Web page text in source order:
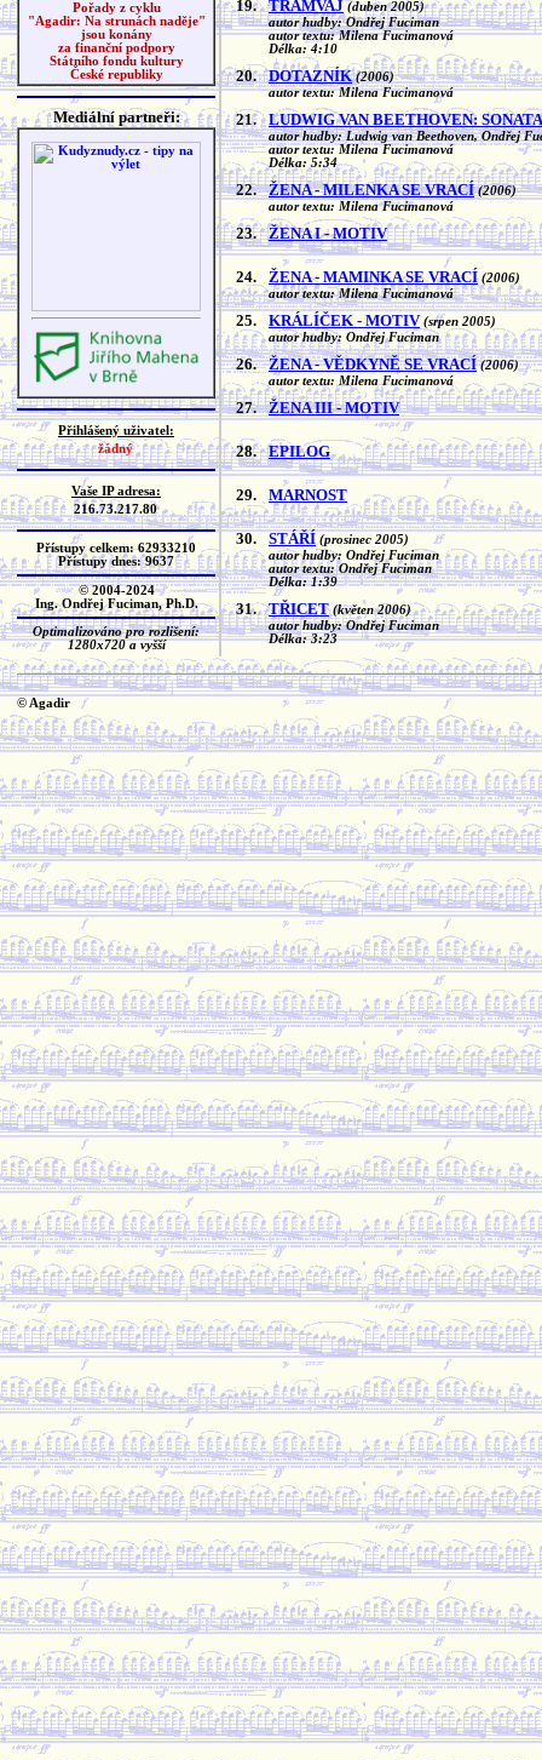
Pořady z cyklu
"Agadir: Na strunách naděje"
jsou konány
za finanční podpory
Státního fondu kultury
České republiky
Mediální partneři:
Přihlášený uživatel:
žádný
Vaše IP adresa:
216.73.217.80
Přístupy celkem: 62933210
Přístupy dnes: 9637
© 2004-2024
Ing. Ondřej Fuciman, Ph.D.
Optimalizováno pro rozlišení:
1280x720 a vyšší
19. TRAMVAJ (duben 2005)
autor hudby: Ondřej Fuciman
autor textu: Milena Fucimanová
Délka: 4:10
20. DOTAZNÍK (2006)
autor textu: Milena Fucimanová
21. LUDWIG VAN BEETHOVEN:
autor hudby: Ludwig van Beethoven, Ondřej
autor textu: Milena Fucimanová
Délka: 5:34
22. ŽENA - MILENKA SE VRACÍ (2006)
autor textu: Milena Fucimanová
23. ŽENA I - MOTIV
24. ŽENA - MAMINKA SE VRACÍ (2006)
autor textu: Milena Fucimanová
25. KRÁLÍČEK - MOTIV (srpen 2005)
autor hudby: Ondřej Fuciman
26. ŽENA - VĚDKYNĚ SE VRACÍ (2006)
autor textu: Milena Fucimanová
27. ŽENA III - MOTIV
28. EPILOG
29. MARNOST
30. STÁŘÍ (prosinec 2005)
autor hudby: Ondřej Fuciman
autor textu: Ondřej Fuciman
Délka: 1:39
31. TŘICET (květen 2006)
autor hudby: Ondřej Fuciman
Délka: 3:23
© Agadir